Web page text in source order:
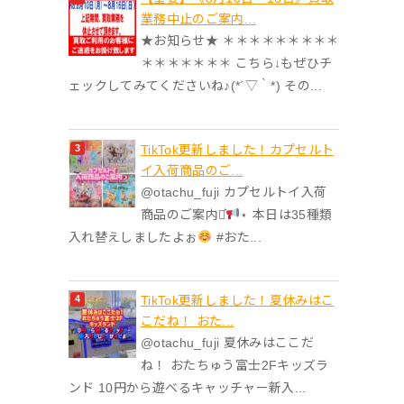
業務中止のご案内...
★お知らせ★ ＊＊＊＊＊＊＊＊＊
＊＊＊＊＊＊＊ こちら↓もぜひチ
ェックしてみてくださいね♪(*´▽｀*) その...
TikTok更新しました！カプセルト
イ入荷商品のご...
@otachu_fuji カプセルトイ入荷
商品のご案内⋆͛
⋆ 本日は35種類
入れ替えしましたよぉ
#おた...
TikTok更新しました！夏休みはこ
こだね！ おた...
@otachu_fuji 夏休みはここだ
ね！ おたちゅう富士2Fキッズラ
ンド 10円から遊べるキャッチャー新入...